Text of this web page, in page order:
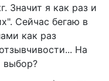
Значит я как раз и
Сейчас бегаю в
как раз
На
выбор?